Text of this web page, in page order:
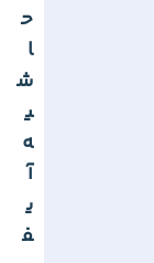
ح
ا
ش
ی
ه
آ
ی
ف